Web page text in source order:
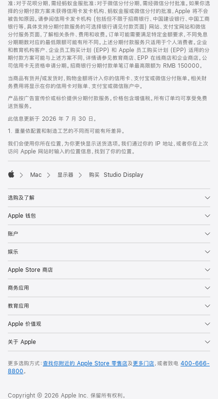
准；对于花呗分期，需经蚂蚁金服批准；对于微信分付分期，需经微信分付批准。如果你选
择的分期付款方案未获得信用卡发卡机构、蚂蚁金服或微信分付的批准，Apple 将不会
被告知原因。请参阅信用卡发卡机构 (包括但不限于招商银行、中国建设银行、中国工商
银行等，具体支持分期付款服务的可选择银行请见付款页面) 网站、支付宝网站和微信
分付服务页面，了解相关条件、费用和收费。订单可能需要满足特定金额要求，不同免息
分期期数对应的最低限额可能有所不同。上述分期付款服务只适用于个人消费者。企业
和教育机构客户、企业员工购买计划 (EPP) 和 Apple 员工购买计划 (EPP) 适用的分
期付款方案可能与上述方案不同，详情请参见教育商店、EPP 在线商店和企业商店。公
司信用卡无资格申请分期。招商银行分期付款单笔订单最高限额为 RMB 150000。
当商品有货并/或发货时，购物金额将计入你的信用卡、支付宝或微信分付账单。相关财
务费用将显示在你的信用卡对账单、支付宝或微信账户中。
产品按广告宣传价或标价提供分期付款服务。价格包含增值税。所有订单均可享受免费
送货服务。
此信息更新于 2026 年 7 月 30 日。
1. 重量依配置和制造工艺的不同而可能有所差异。
我们会使用你所在位置，为你更快显示送货选项。我们通过你的 IP 地址，或者你在上次
访问 Apple 网站时输入的位置信息，找到了你的位置。
Mac 显示器 购买 Studio Display
选购及了解
Apple 钱包
账户
娱乐
Apple Store 商店
商务应用
教育应用
Apple 价值观
关于 Apple
更多选购方式：查找你附近的 Apple Store 零售店及更多门店，或者致电 400-666-
8800。
Copyright © 2026 Apple Inc. 保留所有权利。